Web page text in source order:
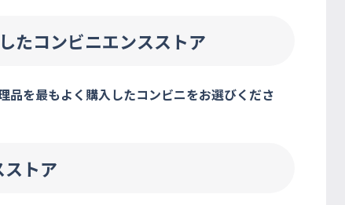
たコンビニエンスストア
を最もよく購入したコンビニをお選びくださ
トア